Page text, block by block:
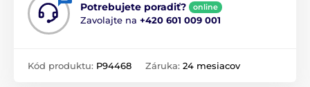
Potrebujete poradiť? online
Zavolajte na +420 601 009 001
Kód produktu: P94468 Záruka: 24 mesiacov